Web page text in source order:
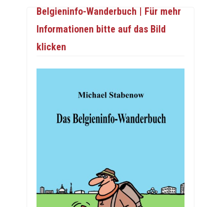
Belgieninfo-Wanderbuch | Für mehr
Informationen bitte auf das Bild
klicken